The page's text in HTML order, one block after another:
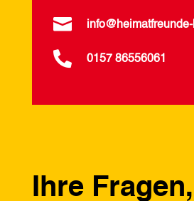

 0157 86556061
Ihre Fragen,